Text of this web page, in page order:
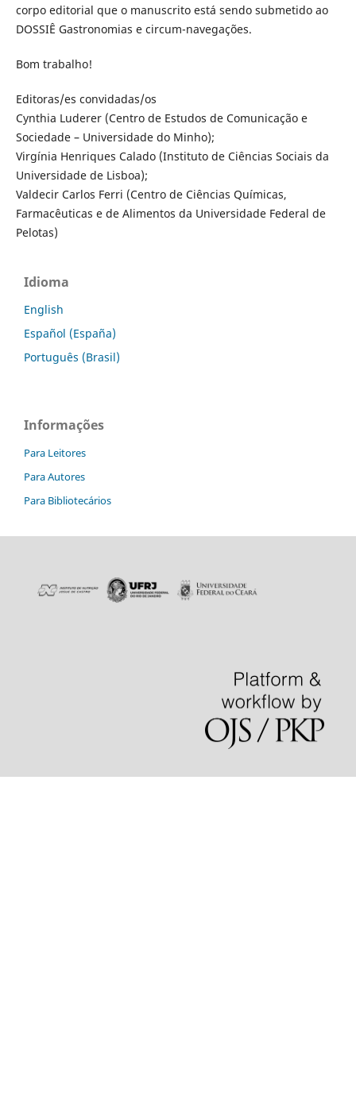
corpo editorial que o manuscrito está sendo submetido ao
DOSSIÊ Gastronomias e circum-navegações.
Bom trabalho!
Editoras/es convidadas/os
Cynthia Luderer (Centro de Estudos de Comunicação e
Sociedade – Universidade do Minho);
Virgínia Henriques Calado (Instituto de Ciências Sociais da
Universidade de Lisboa);
Valdecir Carlos Ferri (Centro de Ciências Químicas,
Farmacêuticas e de Alimentos da Universidade Federal de
Pelotas)
Idioma
English
Español (España)
Português (Brasil)
Informações
Para Leitores
Para Autores
Para Bibliotecários